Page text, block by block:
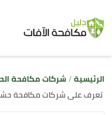
الرئيسية شركات مكافحة
تعرف على شركات مكافحة